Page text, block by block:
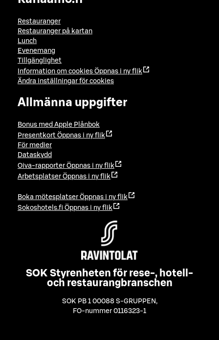
Restauranger
Restauranger på kartan
Lunch
Evenemang
Tillgänglighet
Information om cookies Öppnas i ny flik
Ändra inställningar för cookies
Allmänna uppgifter
Bonus med Apple Plånbok
Presentkort Öppnas i ny flik
För medier
Dataskydd
Oiva-rapporter Öppnas i ny flik
Arbetsplatser Öppnas i ny flik
Boka mötesplatser Öppnas i ny flik
Sokoshotels.fi Öppnas i ny flik
SOK Styrenheten för rese-, hotell-
och restaurangbranschen
SOK PB 1 00088 S-GRUPPEN ,
FO-nummer 0116323-1